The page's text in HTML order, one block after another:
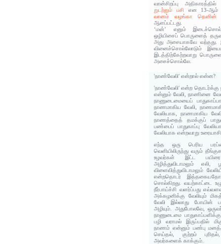
வான்சிறப்பு
றுடற்றும் பசி என 13-ஆம்
வானம் வழங்கா
ஆளப்பட்டது.
‘மன்’ எனும் இடைச்சொல்
ஒழியிசைப் பொருளைத்
அது அசையாகவே வந்தது.
வினைச்சொல்லோடும்
இடத்திற்கேற்றவாறு
அசைச்சொல்லே.
'நாண்வேலி' என்றால் என்ன?
'நாண்வேலி' என்ற
என்னும் வேலி, நாணினை
நாணுடைமையைப்
நாணமாகிய வேலி,
வேலியாக, நாணமாகிய
நாணத்தைத் தமக்குப்
பண்பைப் பாதுகாப்பு
வேலியாக என்றவாறு
எந்த ஒரு பெரிய
வெளியிலிருந்து வரும்
உழவர்கள் இட்ட
அழித்துவிடாமலும் எலி,
விளைவித்துவிடாமலும்
என்றதொடர்
சொல்கிறது. வயற்காட்டை
நீர்பாய்ச்சி வளர்ப்பது
அக்கழனிக்கு வேலியும்
வேலி இல்லாது போயின்
அழியும். அதுபோலவே,
நாணுடைமை
பழி வராமல் இருப்பதில்
நாணம் என்னும் பண்பு
செய்தல், குற்றம் புரிதல்,
அவர்களைக் காக்கும்.